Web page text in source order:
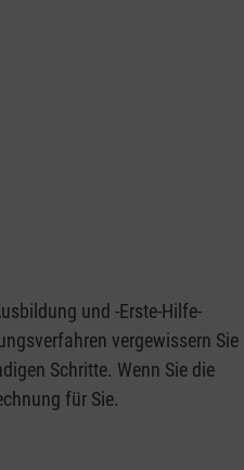
und -Erste-Hilfe-
vergewissern Sie
Schritte. Wenn Sie die
für Sie.